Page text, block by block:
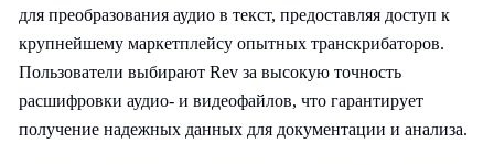
для преобразования аудио в текст, предоставляя доступ к
крупнейшему маркетплейсу опытных транскрибаторов.
Пользователи выбирают Rev за высокую точность
расшифровки аудио- и видеофайлов, что гарантирует
получение надежных данных для документации и анализа.